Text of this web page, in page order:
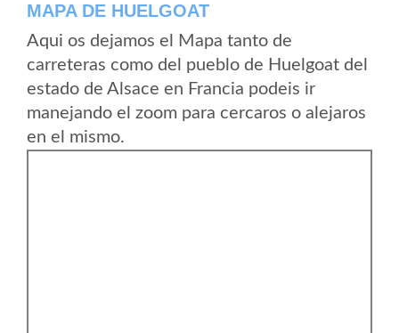
MAPA DE HUELGOAT
Aqui os dejamos el Mapa tanto de
carreteras como del pueblo de Huelgoat del
estado de Alsace en Francia podeis ir
manejando el zoom para cercaros o alejaros
en el mismo.